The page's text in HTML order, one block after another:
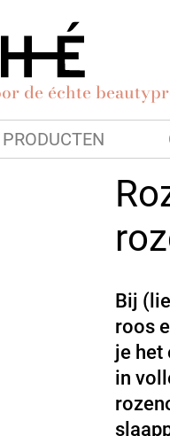
de échte
PRODUCTEN
Bij
roos
je het
in